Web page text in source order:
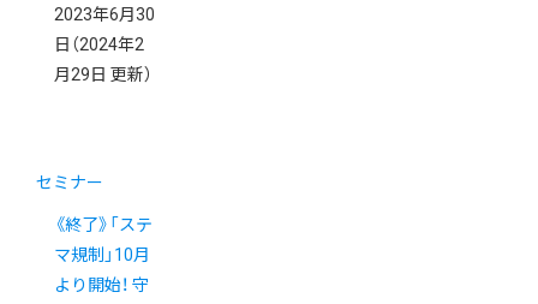
2023年6月30
日 （2024年2
月29日 更新）
セミナー
《終了》「ステ
マ規制」10月
より開始！ 守